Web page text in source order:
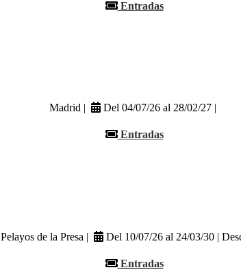
Entradas
Madrid |
Del 04/07/26 al 28/02/27 |
Entradas
Pelayos de la Presa |
Del 10/07/26 al 24/03/30 |
Entradas